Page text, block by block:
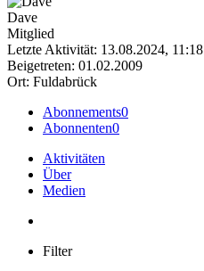
Dave
Mitglied
Letzte Aktivität: 13.08.2024, 11:18
Beigetreten: 01.02.2009
Ort: Fuldabrück
Abonnements0
Abonnenten0
Aktivitäten
Über
Medien
Filter